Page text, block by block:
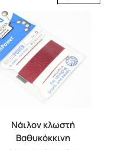
Νάιλον κλωστή
Βαθυκόκκινη